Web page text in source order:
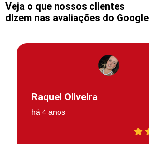
Veja o que nossos clientes
dizem nas avaliações do Google
Raquel Oliveira
há 4 anos